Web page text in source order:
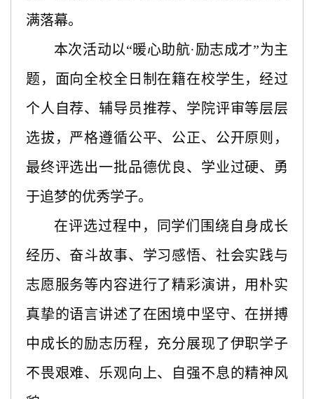
满落幕。
本次活动以“暖心助航·励志成才”为主
题，面向全校全日制在籍在校学生，经过
个人自荐、辅导员推荐、学院评审等层层
选拔，严格遵循公平、公正、公开原则，
最终评选出一批品德优良、学业过硬、勇
于追梦的优秀学子。
在评选过程中，同学们围绕自身成长
经历、奋斗故事、学习感悟、社会实践与
志愿服务等内容进行了精彩演讲，用朴实
真挚的语言讲述了在困境中坚守、在拼搏
中成长的励志历程，充分展现了伊职学子
不畏艰难、乐观向上、自强不息的精神风